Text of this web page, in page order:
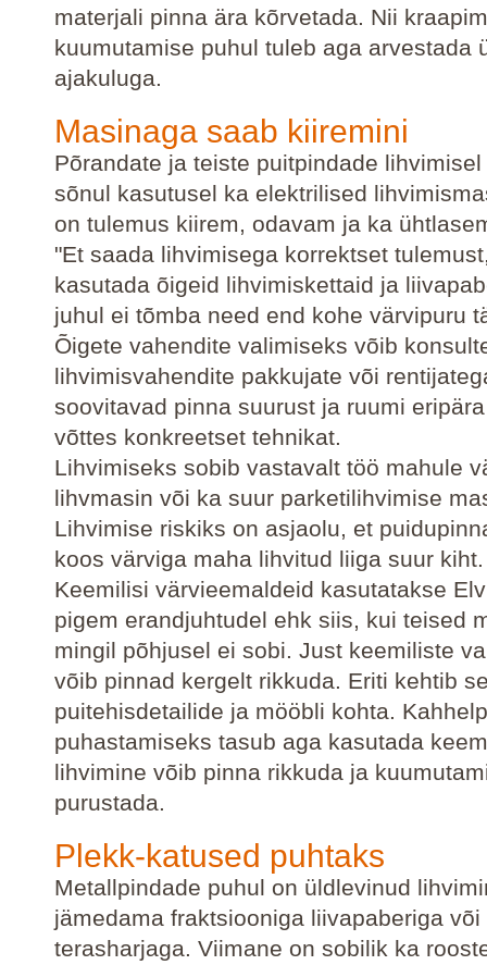
materjali pinna ära kõrvetada. Nii
kuumutamise puhul tuleb aga arvestada
ajakuluga.
Masinaga saab kiiremini
Põrandate ja teiste puitpindade
sõnul kasutusel ka elektrilised
on tulemus kiirem, odavam ja ka
"Et saada lihvimisega korrektset
kasutada õigeid lihvimiskettaid ja
juhul ei tõmba need end kohe värvipuru
Õigete vahendite valimiseks võib
lihvimisvahendite pakkujate või
soovitavad pinna suurust ja ruumi
võttes konkreetset tehnikat.
Lihvimiseks sobib vastavalt töö mahule
lihvmasin või ka suur parketilihvimise
Lihvimise riskiks on asjaolu, et
koos värviga maha lihvitud liiga suur kiht.
Keemilisi värvieemaldeid kasutatakse
pigem erandjuhtudel ehk siis, kui teised
mingil põhjusel ei sobi. Just keemiliste
võib pinnad kergelt rikkuda. Eriti kehtib
puitehisdetailide ja mööbli kohta.
puhastamiseks tasub aga kasutada
lihvimine võib pinna rikkuda ja
purustada.
Plekk-katused puhtaks
Metallpindade puhul on üldlevinud
jämedama fraktsiooniga liivapaberiga või
terasharjaga. Viimane on sobilik ka